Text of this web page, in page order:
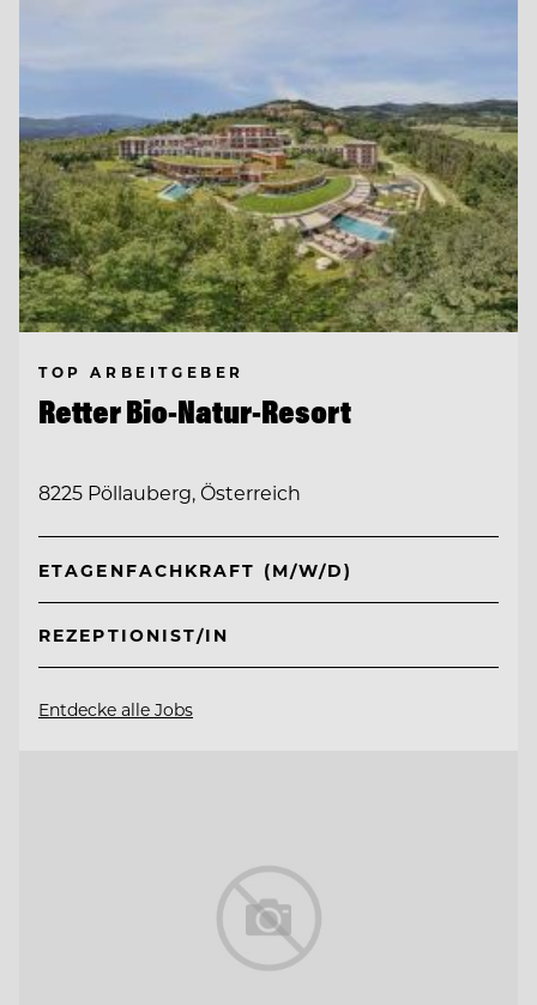
TOP ARBEITGEBER
Retter Bio-Natur-Resort
8225 Pöllauberg, Österreich
ETAGENFACHKRAFT (M/W/D)
REZEPTIONIST/IN
Entdecke alle Jobs